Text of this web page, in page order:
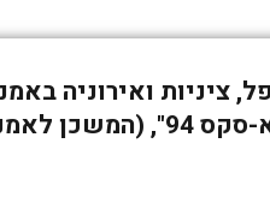
ציניות ואירוניה
ישראלית עכשווית" (מוזיאון ישראל, 1993) ו-"מטא-